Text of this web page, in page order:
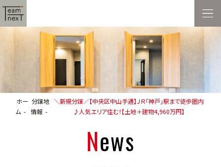
ホー
ム
分譲地
情報
＼新規分譲／【中央区中山手通】ＪＲ「神戸」駅まで徒歩圏内
♪人気エリア住む！【土地＋建物4,960万円】
News